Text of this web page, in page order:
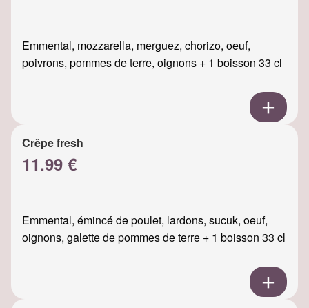
Emmental, mozzarella, merguez, chorizo, oeuf,
poivrons, pommes de terre, oignons + 1 boisson 33 cl
Crêpe fresh
11.99 €
Emmental, émincé de poulet, lardons, sucuk, oeuf,
oignons, galette de pommes de terre + 1 boisson 33 cl